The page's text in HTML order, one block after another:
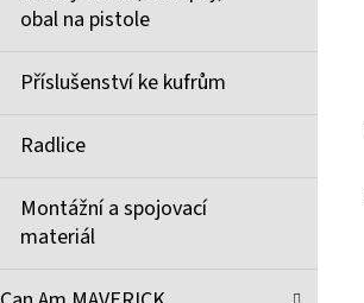
obal na pistole
Příslušenství ke kufrům
Radlice
Montážní a spojovací
materiál